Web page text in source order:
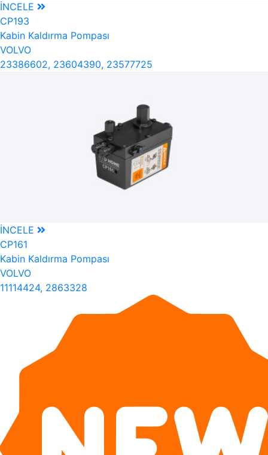
İNCELE
CP193
Kabin Kaldırma Pompası
VOLVO
23386602, 23604390, 23577725
İNCELE
CP161
Kabin Kaldırma Pompası
VOLVO
11114424, 2863328